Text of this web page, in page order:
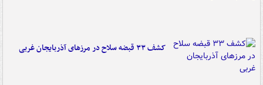
کشف ۳۳ قبضه سلاح در مرزهای آذربایجان غربی